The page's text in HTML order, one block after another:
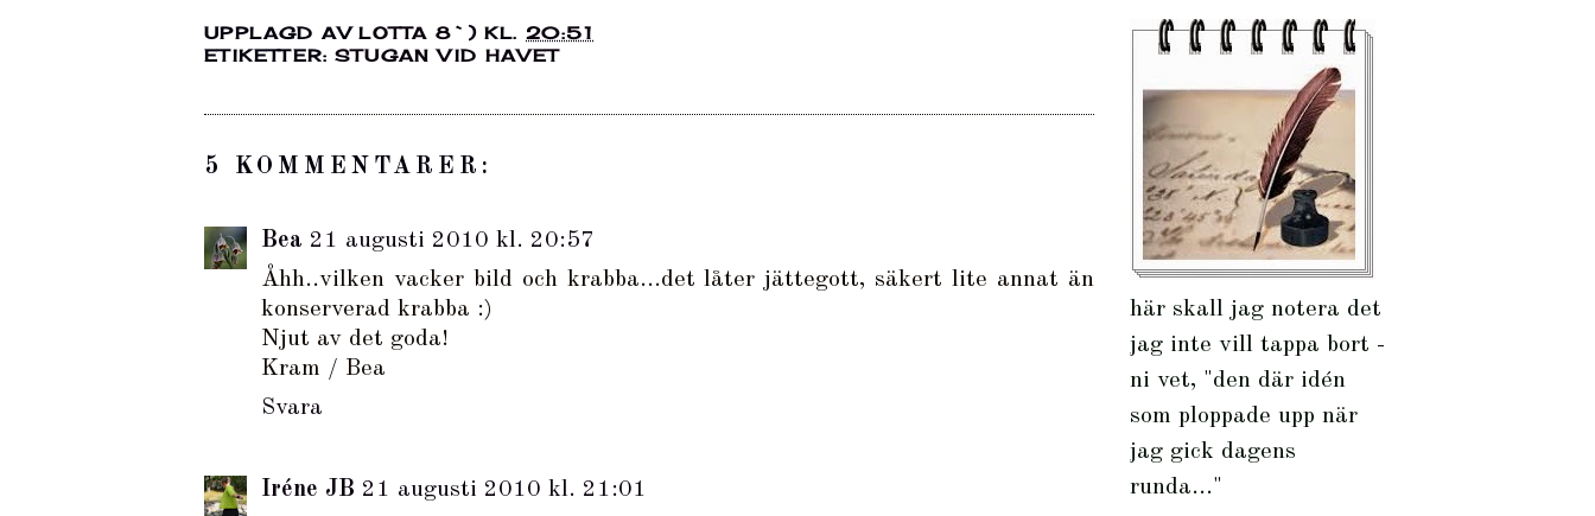
UPPLAGD AVLOTTA 8`)KL.20:51
ETIKETTER:STUGAN VID HAVET
5 KOMMENTARER:
Bea 21 augusti 2010 kl. 20:57
Åhh..vilken vacker bild och krabba...det låter jättegott, säkert lite annat än
konserverad krabba :)
Njut av det goda!
Kram / Bea
Svara
Iréne JB 21 augusti 2010 kl. 21:01
här skall jag notera det
jag inte vill tappa bort -
ni vet, "den där idén
som ploppade upp när
jag gick dagens
runda..."